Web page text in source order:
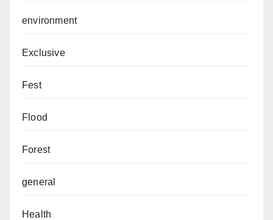
environment
Exclusive
Fest
Flood
Forest
general
Health